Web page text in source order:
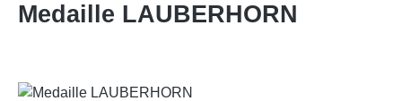
Medaille LAUBERHORN
Bildergalerie überspringen